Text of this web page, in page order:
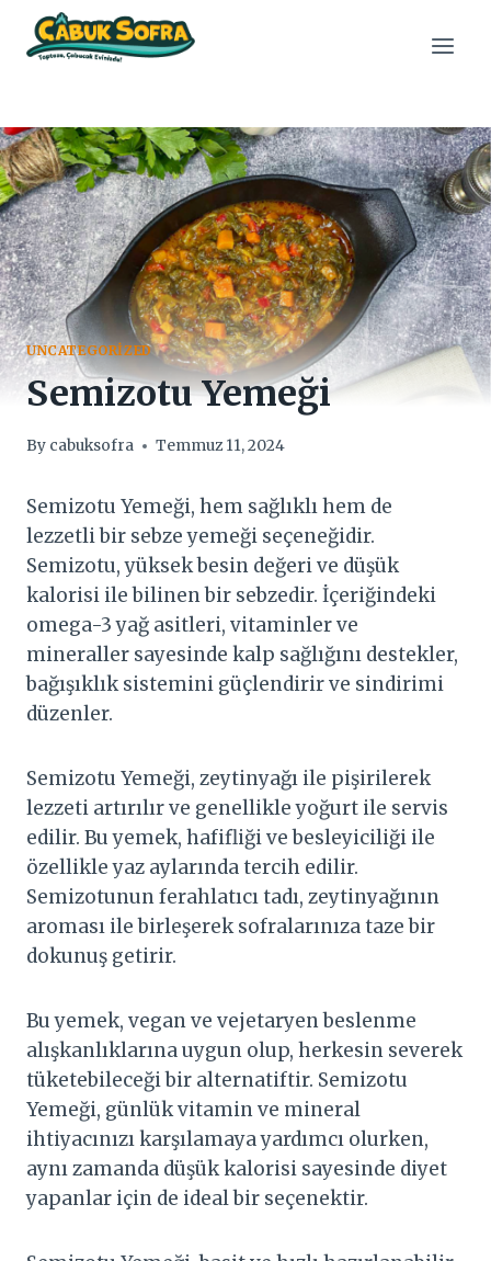
Skip
UNCATEGORIZED
Semizotu Yemeği
By cabuksofra Temmuz 11, 2024
Semizotu Yemeği, hem sağlıklı hem de
lezzetli bir sebze yemeği seçeneğidir.
Semizotu, yüksek besin değeri ve düşük
kalorisi ile bilinen bir sebzedir. İçeriğindeki
omega-3 yağ asitleri, vitaminler ve
mineraller sayesinde kalp sağlığını destekler,
bağışıklık sistemini güçlendirir ve sindirimi
düzenler.
Semizotu Yemeği, zeytinyağı ile pişirilerek
lezzeti artırılır ve genellikle yoğurt ile servis
edilir. Bu yemek, hafifliği ve besleyiciliği ile
özellikle yaz aylarında tercih edilir.
Semizotunun ferahlatıcı tadı, zeytinyağının
aroması ile birleşerek sofralarınıza taze bir
dokunuş getirir.
Bu yemek, vegan ve vejetaryen beslenme
alışkanlıklarına uygun olup, herkesin severek
tüketebileceği bir alternatiftir. Semizotu
Yemeği, günlük vitamin ve mineral
ihtiyacınızı karşılamaya yardımcı olurken,
aynı zamanda düşük kalorisi sayesinde diyet
yapanlar için de ideal bir seçenektir.